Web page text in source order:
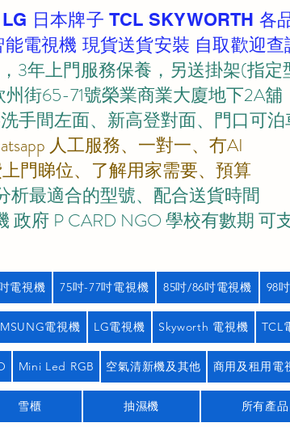
日本牌子 TCL SKYWORTH 各
電視機 現貨送貨安裝 自取歡迎查
3年上門服務保養，另送掛架(指定
街65-71號榮業商業大廈地下2A舖
手間左面、新高登對面、門口可泊
人工服務、一對一、冇AI
門睇位、了解用家需要、預算
析最適合的型號、配合送貨時間
政府 P CARD NGO 學校有數期 可
電視機 75吋-77吋電視機 85吋/86吋電視機 98
電視機 LG電視機 Skyworth 電視機 TCL
Mini Led RGB 空氣清新機及其他 商用及租用電
雪櫃 抽濕機 所有產品